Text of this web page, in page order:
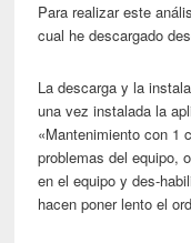
Para realizar este
cual he descargado
La descarga y la
una vez instalada la
«Mantenimiento con 1
problemas del equipo,
en el equipo y des-
hacen poner lento el